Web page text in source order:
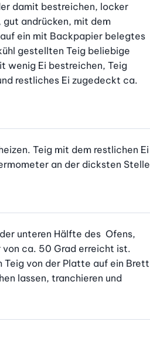
damit bestreichen, locker
gut andrücken, mit dem
ein mit Backpapier belegtes
gestellten Teig beliebige
wenig Ei bestreichen, Teig
restliches Ei zugedeckt ca.
Teig mit dem restlichen Ei
an der dicksten Stelle
unteren Hälfte des  Ofens,
ca. 50 Grad erreicht ist.
Teig von der Platte auf ein Brett
lassen, tranchieren und